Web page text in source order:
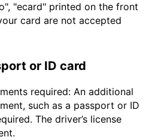
"ecard" printed on the front
card are not accepted
or ID card
required: An additional
such as a passport or ID
The driver’s license